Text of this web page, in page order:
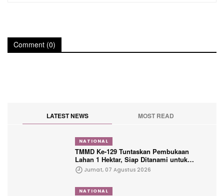
Comment (0)
LATEST NEWS MOST READ
NATIONAL
TMMD Ke-129 Tuntaskan Pembukaan
Lahan 1 Hektar, Siap Ditanami untuk
Perkuat Ketahanan Pangan Kampung
Sesor
Jumat, 07 Agustus 2026
NATIONAL